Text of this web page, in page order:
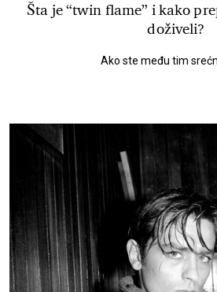
Šta je “twin flame” i kako
doživeli?
Ako ste među tim